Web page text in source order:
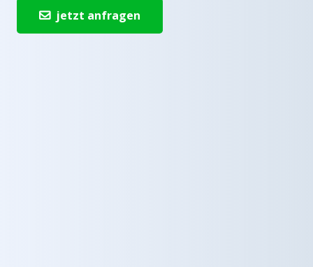
jetzt anfragen